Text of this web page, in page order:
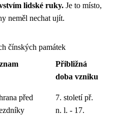
lidské ruky. Je to místo,
neměl nechat ujít.
čínských památek
Přibližná
doba vzniku
před
7. století př.
n. l. - 17.